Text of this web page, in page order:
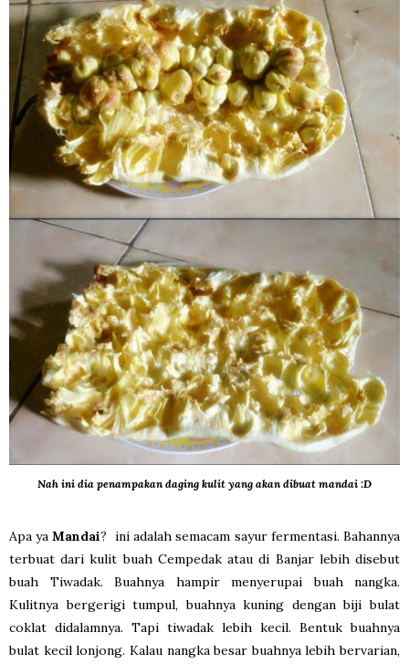
Nah ini dia penampakan daging kulit yang akan dibuat mandai :D
Apa yaMandai? ini adalah semacam sayur fermentasi. Bahannya
terbuat dari kulit buah Cempedak atau di Banjar lebih disebut
buah Tiwadak. Buahnya hampir menyerupai buah nangka.
Kulitnya bergerigi tumpul, buahnya kuning dengan biji bulat
coklat didalamnya. Tapi tiwadak lebih kecil. Bentuk buahnya
bulat kecil lonjong. Kalau nangka besar buahnya lebih bervarian,